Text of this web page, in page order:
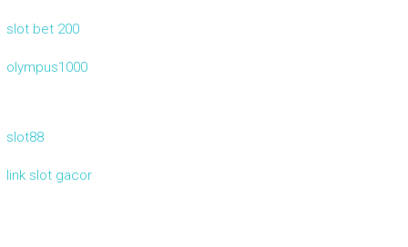
slot bet 200
olympus1000
slot88
link slot gacor